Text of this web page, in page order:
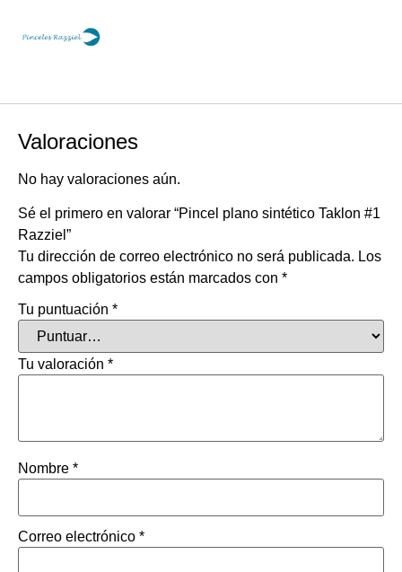
Valoraciones
No hay valoraciones aún.
Sé el primero en valorar “Pincel plano sintético Taklon #1
Razziel”
Tu dirección de correo electrónico no será publicada. Los
campos obligatorios están marcados con *
Tu puntuación *
Tu valoración *
Nombre *
Correo electrónico *